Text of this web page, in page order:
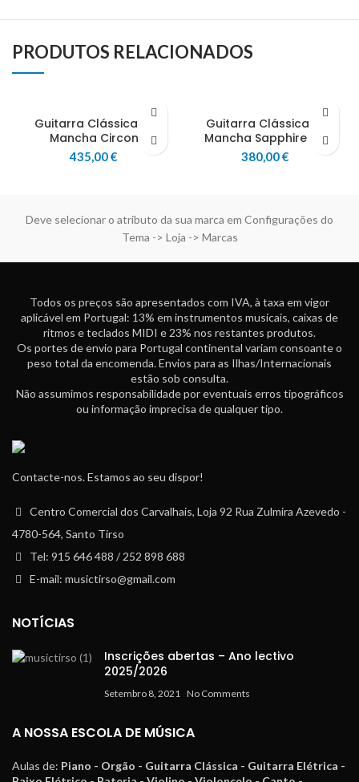
PRODUTOS RELACIONADOS
Guitarra Clássica La
Mancha Circon
435,00€
Guitarra Clássica La
Mancha Sapphire SM
380,00€
Deve selecionar o atributo da sua marca em Configurações do
Tema -> Loja -> Marcas
Todos os preços são apresentados com IVA, à taxa em vigor
aplicável em Portugal: 13% em instrumentos musicais, caixas de
ritmos e teclados MIDI e 23% nos restantes produtos.
Os portes de envio para Portugal continental variam consoante o
peso total da encomenda. Envios para as Ilhas/Internacionais
estão sob consulta.
Não assumimos responsabilidade por eventuais erros tipográficos
ou informação imprecisa de qualquer tipo.
Contacte-nos. Estamos ao seu dispor!
Centro Comercial dos Carvalhais, Loja 92 Rua Zulmira Azevedo -
4780-564, Santo Tirso
Tel: 915 646 488 / 252 898 688
E-mail: musictirso@gmail.com
NOTÍCIAS
Inscrições abertas – Ano lectivo
2025/2026
Setembro 8, 2021 No Comments
A NOSSA ESCOLA DE MÚSICA
Aulas de: Piano - Orgão - Guitarra Clássica - Guitarra Elétrica -